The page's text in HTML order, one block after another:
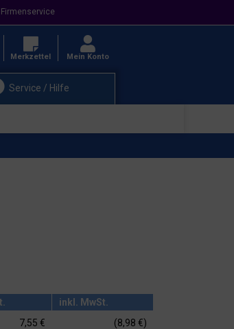
Firmenservice
Service / Hilfe
Merkzettel Mein Konto
inkl. MwSt.
7,55 € (8,98 €)